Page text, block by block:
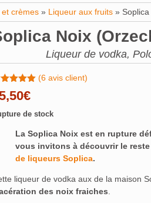
crèmes » Liqueur aux fruits »
Noix
Liqueur de vodka,
5.00
5
(6 avis client)
€
de stock
La Soplica Noix est en rupture
vous invitons à découvrir le reste
de liqueurs Soplica.
liqueur de vodka aux de la maison
des noix fraiches